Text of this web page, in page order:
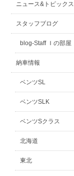
ニュース&トピックス
スタッフブログ
blog-Staff Ｉの部屋
納車情報
ベンツSL
ベンツSLK
ベンツSクラス
北海道
東北